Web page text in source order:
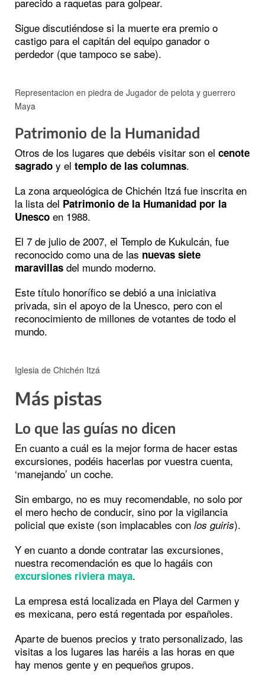
Sigue discutiéndose si la muerte era premio o
castigo para el capitán del equipo ganador o
perdedor (que tampoco se sabe).
Representacion en piedra de Jugador de pelota y guerrero
Maya
Patrimonio de la Humanidad
Otros de los lugares que debéis visitar son el cenote
sagrado y el templo de las columnas.
La zona arqueológica de Chichén Itzá fue inscrita en
la lista del Patrimonio de la Humanidad por la
Unesco en 1988.
El 7 de julio de 2007, el Templo de Kukulcán, fue
reconocido como una de las nuevas siete
maravillas del mundo moderno.
Este título honorífico se debió a una iniciativa
privada, sin el apoyo de la Unesco, pero con el
reconocimiento de millones de votantes de todo el
mundo.
Iglesia de Chichén Itzá
Más pistas
Lo que las guías no dicen
En cuanto a cuál es la mejor forma de hacer estas
excursiones, podéis hacerlas por vuestra cuenta,
‘manejando’ un coche.
Sin embargo, no es muy recomendable, no solo por
el mero hecho de conducir, sino por la vigilancia
policial que existe (son implacables con los guiris).
Y en cuanto a donde contratar las excursiones,
nuestra recomendación es que lo hagáis con
excursiones riviera maya.
La empresa está localizada en Playa del Carmen y
es mexicana, pero está regentada por españoles.
Aparte de buenos precios y trato personalizado, las
visitas a los lugares las haréis a las horas en que
hay menos gente y en pequeños grupos.